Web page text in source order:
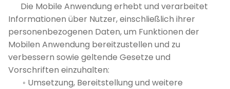
Энергетика
Die Mobile Anwendung erhebt und verarbeitet
Informationen über Nutzer, einschließlich ihrer
personenbezogenen Daten, um Funktionen der
Mobilen Anwendung bereitzustellen und zu
verbessern sowie geltende Gesetze und
Vorschriften einzuhalten:
◦ Umsetzung, Bereitstellung und weitere